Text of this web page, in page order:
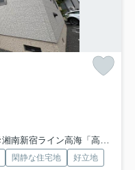
湘南新宿ライン高海「高崎問屋町」駅 徒歩11分
閑静な住宅地
好立地